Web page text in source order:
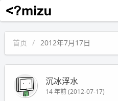
沉冰浮水
首页 2012年7月17日
沉冰浮水
14 年前 (2012-07-17)